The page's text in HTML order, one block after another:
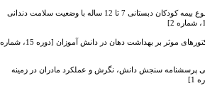
تعیین ارتباط نوع بیمه کودکان دبستانی 7 تا 12 ساله با وضعیت سلامت دندانی
تاثیر فاکتورهای موثر بر بهداشت دهان در دانش آموزان [دوره 15، شماره
سنجش دانش، نگرش و عملکرد مادران در زمینه